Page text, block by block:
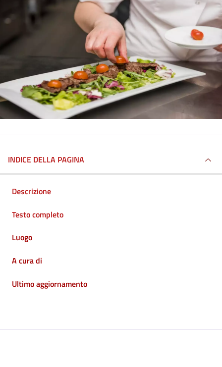
INDICE DELLA PAGINA
Descrizione
Testo completo
Luogo
A cura di
Ultimo aggiornamento